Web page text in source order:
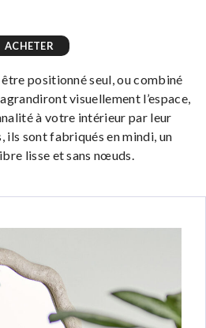
ACHETER
positionné seul, ou combiné
visuellement l’espace,
à votre intérieur par leur
ils sont fabriqués en mindi, un
lisse et sans nœuds.